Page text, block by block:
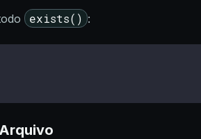
exists() :